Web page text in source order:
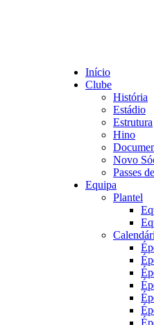
Início
Clube
História
Estádio
Estrutura
Hino
Novo
Passes
Equipa
Plantel